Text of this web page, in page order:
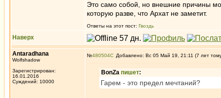
Это само собой, но внешние причины
которую разве, что Архат не заметит.
Ответы на этот пост: Гвоздь
Наверх
Antaradhana
Wolfshadow
Зарегистрирован:
16.01.2016
Суждений: 10000
№480504 Добавлено: Вс 05 Май 19, 21:11 (7 лет
BonZa пишет:
Гарем - это предел мечтаний?